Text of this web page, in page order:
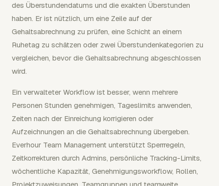
des Überstundendatums und die exakten Überstunden
haben. Er ist nützlich, um eine Zeile auf der
Gehaltsabrechnung zu prüfen, eine Schicht an einem
Ruhetag zu schätzen oder zwei Überstundenkategorien zu
vergleichen, bevor die Gehaltsabrechnung abgeschlossen
wird.
Ein verwalteter Workflow ist besser, wenn mehrere
Personen Stunden genehmigen, Tageslimits anwenden,
Zeiten nach der Einreichung korrigieren oder
Aufzeichnungen an die Gehaltsabrechnung übergeben.
Everhour Team Management unterstützt Sperrregeln,
Zeitkorrekturen durch Admins, persönliche Tracking-Limits,
wöchentliche Kapazität, Genehmigungsworkflow, Rollen,